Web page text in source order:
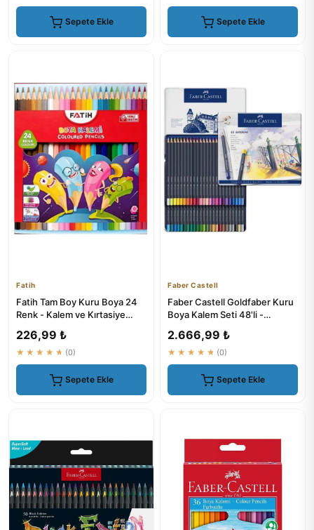
Sepete Ekle Sepete Ekle
Fatih
Fatih Tam Boy Kuru Boya 24
Renk - Kalem ve Kırtasiye
226,99 ₺
★★★★★ (0)
Sepete Ekle
Faber Castell
Faber Castell Goldfaber Kuru
Boya Kalem Seti 48'li -
2.666,99 ₺
★★★★★ (0)
Sepete Ekle